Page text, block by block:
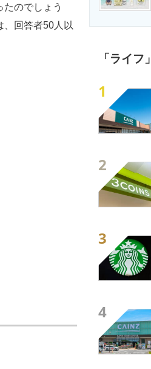
のでしょう
回答者50人以
「ライ
1
2
3
4